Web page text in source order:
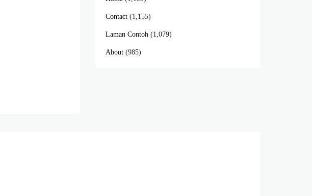
Contact (1,155)
Laman Contoh (1,079)
About (985)